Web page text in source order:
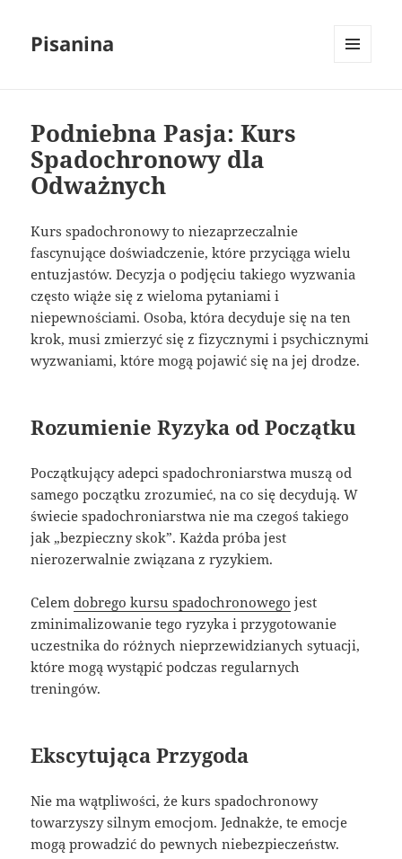
Pisanina
Podniebna Pasja: Kurs
Spadochronowy dla
Odważnych
Kurs spadochronowy to niezaprzeczalnie
fascynujące doświadczenie, które przyciąga wielu
entuzjastów. Decyzja o podjęciu takiego wyzwania
często wiąże się z wieloma pytaniami i
niepewnościami. Osoba, która decyduje się na ten
krok, musi zmierzyć się z fizycznymi i psychicznymi
wyzwaniami, które mogą pojawić się na jej drodze.
Rozumienie Ryzyka od Początku
Początkujący adepci spadochroniarstwa muszą od
samego początku zrozumieć, na co się decydują. W
świecie spadochroniarstwa nie ma czegoś takiego
jak „bezpieczny skok”. Każda próba jest
nierozerwalnie związana z ryzykiem.
Celemdobrego kursu spadochronowego jest
zminimalizowanie tego ryzyka i przygotowanie
uczestnika do różnych nieprzewidzianych sytuacji,
które mogą wystąpić podczas regularnych
treningów.
Ekscytująca Przygoda
Nie ma wątpliwości, że kurs spadochronowy
towarzyszy silnym emocjom. Jednakże, te emocje
mogą prowadzić do pewnych niebezpieczeństw.